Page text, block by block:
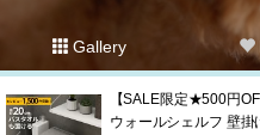
Gallery
【SALE限定★500円
ウォールシェルフ 壁掛